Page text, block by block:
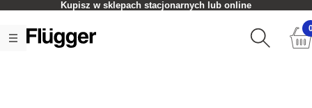
Kupisz w sklepach stacjonarnych lub online